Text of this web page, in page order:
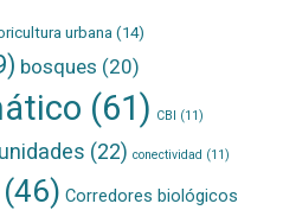
urbana (14)
bosques (20)
(61) CBI (11)
(22) conectividad (11)
(46) Corredores biológicos